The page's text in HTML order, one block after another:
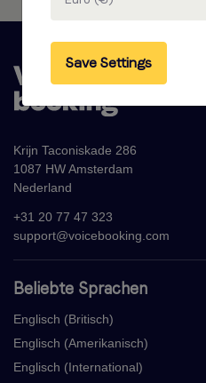
Beliebte Sprachen
Englisch (Britisch)
Englisch (Amerikanisch)
Englisch (International)
Krijn Taconiskade 286
1087 HW Amsterdam
Nederland
+31 20 77 47 323
support@voicebooking.com
Save Settings